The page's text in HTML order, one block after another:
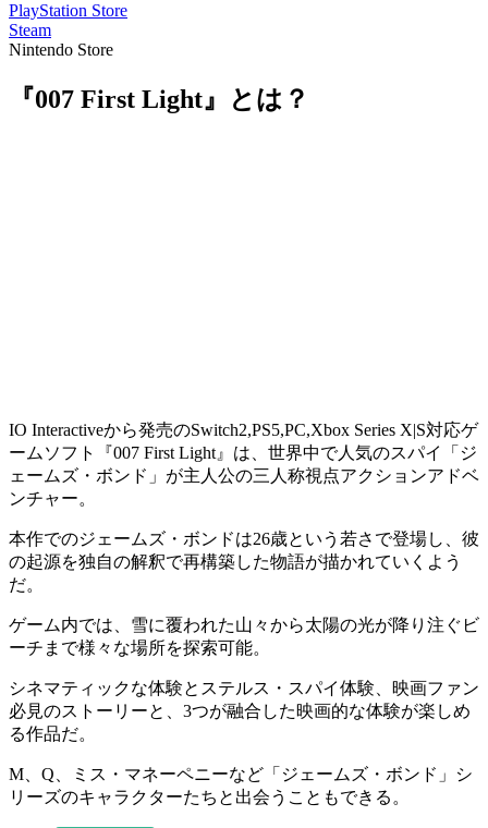
PlayStation Store
Steam
Nintendo Store
『007 First Light』とは？
IO Interactiveから発売のSwitch2,PS5,PC,Xbox Series X|S対応ゲ
ームソフト『007 First Light』は、世界中で人気のスパイ
「ジ
ェームズ・ボンド」 が主人公の三人称視点アクションアドベ
ンチャー。
本作でのジェームズ・ボンドは26歳という若さで登場し、彼
の起源を独自の解釈で再構築した物語が描かれていくよう
だ。
ゲーム内では、雪に覆われた山々から太陽の光が降り注ぐビ
ーチまで様々な場所を探索可能。
シネマティックな体験と ステルス・スパイ体験、映画ファン
必見のストーリーと、 3つが融合 した映画的な体験が楽しめ
る作品だ。
M、Q、ミス・マネーペニーなど 「ジェームズ・ボンド」シ
リーズのキャラクターたち と出会うこともできる。